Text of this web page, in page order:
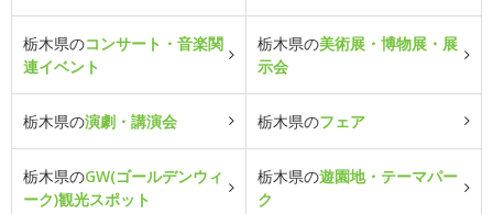
栃木県のコンサート・音楽関
連イベント
栃木県の美術展・博物展・展
示会
栃木県の演劇・講演会 栃木県のフェア
栃木県のGW(ゴールデンウィ
ーク)観光スポット
栃木県の遊園地・テーマパー
ク